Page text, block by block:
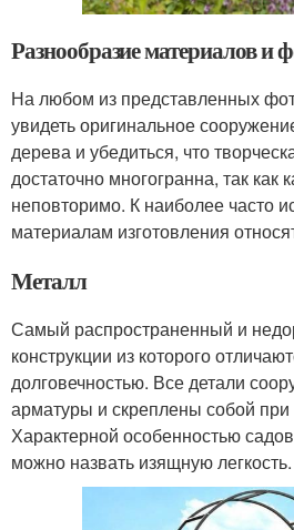
Разнообразие материалов и
На любом из представленных
увидеть оригинальное
дерева и убедиться, что
достаточно многогранна, так как
неповторимо. К наиболее часто
материалам изготовления
Металл
Самый распространенный и
конструкции из которого
долговечностью. Все детали
арматуры и скреплены собой
Характерной особенностью
можно назвать изящную легкость.